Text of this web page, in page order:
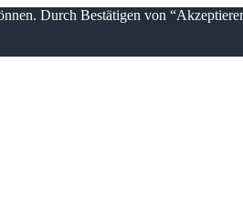
Durch Bestätigen von